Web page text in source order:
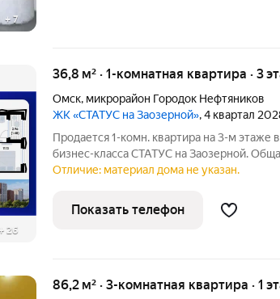
+ 7
26
36,8 м² · 1-комнатная квартира · 3
Омск, микрорайон Городок Нефтяников
ЖК «СТАТУС на Заозерной», 4 квартал
Продается 1-комн. квартира на 3-м этаже
бизнес-класса СТАТУС на Заозерной.
составляет 36,84 кв. м, из которых 11,13
Преимущества
Отличие: материал дома не указан.
Показать телефон
86,2 м² · 3-комнатная квартира · 1